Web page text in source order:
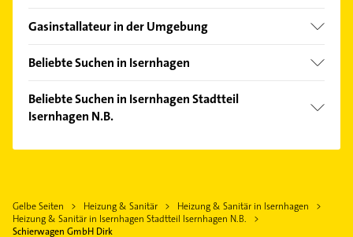
Altwarmbüchen
Gasinstallateur in der Umgebung
Langenhagen
Hannover
Wedemark
Lehrte
Hemmingen Hannover
Beliebte Suchen in Isernhagen
Rohrreinigung
Elektroinstallation
Immobilienmakler
Putzfrau
Beliebte Suchen in Isernhagen Stadtteil
Isernhagen N.B.
Physikalische Therapie
Physiotherapie
Gelbe Seiten Heizung & Sanitär
Heizung & Sanitär in Isernhagen
Heizung & Sanitär in Isernhagen Stadtteil Isernhagen N.B.
Schierwagen GmbH Dirk